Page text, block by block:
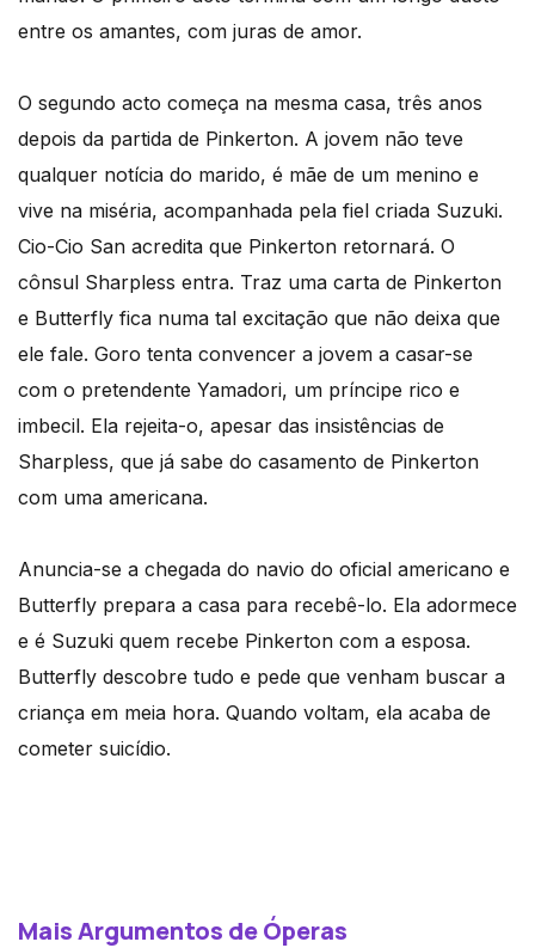
entre os amantes, com juras de amor.
O segundo acto começa na mesma casa, três anos
depois da partida de Pinkerton. A jovem não teve
qualquer notícia do marido, é mãe de um menino e
vive na miséria, acompanhada pela fiel criada Suzuki.
Cio-Cio San acredita que Pinkerton retornará. O
cônsul Sharpless entra. Traz uma carta de Pinkerton
e Butterfly fica numa tal excitação que não deixa que
ele fale. Goro tenta convencer a jovem a casar-se
com o pretendente Yamadori, um príncipe rico e
imbecil. Ela rejeita-o, apesar das insistências de
Sharpless, que já sabe do casamento de Pinkerton
com uma americana.
Anuncia-se a chegada do navio do oficial americano e
Butterfly prepara a casa para recebê-lo. Ela adormece
e é Suzuki quem recebe Pinkerton com a esposa.
Butterfly descobre tudo e pede que venham buscar a
criança em meia hora. Quando voltam, ela acaba de
cometer suicídio.
Mais Argumentos de Óperas